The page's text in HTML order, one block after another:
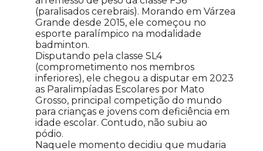
(paralisados cerebrais). Morando em Várzea
Grande desde 2015, ele começou no
esporte paralímpico na modalidade
badminton.
Disputando pela classe SL4
(comprometimento nos membros
inferiores), ele chegou a disputar em 2023
as Paralimpíadas Escolares por Mato
Grosso, principal competição do mundo
para crianças e jovens com deficiência em
idade escolar. Contudo, não subiu ao
pódio.
Naquele momento decidiu que mudaria